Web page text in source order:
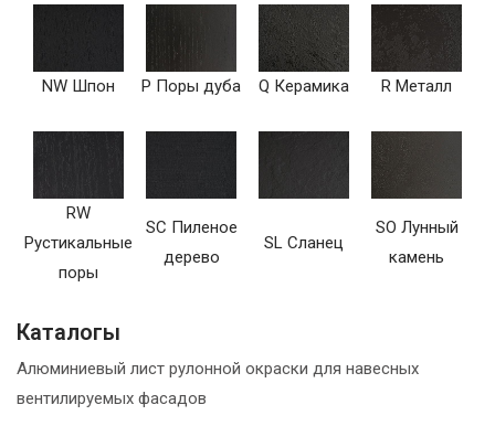
NW Шпон P Поры дуба Q Керамика R Металл
RW
Рустикальные
поры
SC Пиленое
дерево
SL Сланец
SO Лунный
камень
Каталогы
Алюминиевый лист рулонной окраски для навесных
вентилируемых фасадов